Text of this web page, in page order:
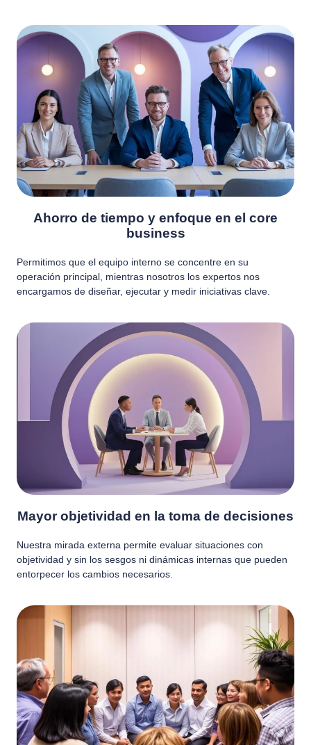
Ahorro de tiempo y enfoque en el core
business
Permitimos que el equipo interno se concentre en su
operación principal, mientras nosotros los expertos nos
encargamos de diseñar, ejecutar y medir iniciativas clave.
Mayor objetividad en la toma de decisiones
Nuestra mirada externa permite evaluar situaciones con
objetividad y sin los sesgos ni dinámicas internas que pueden
entorpecer los cambios necesarios.